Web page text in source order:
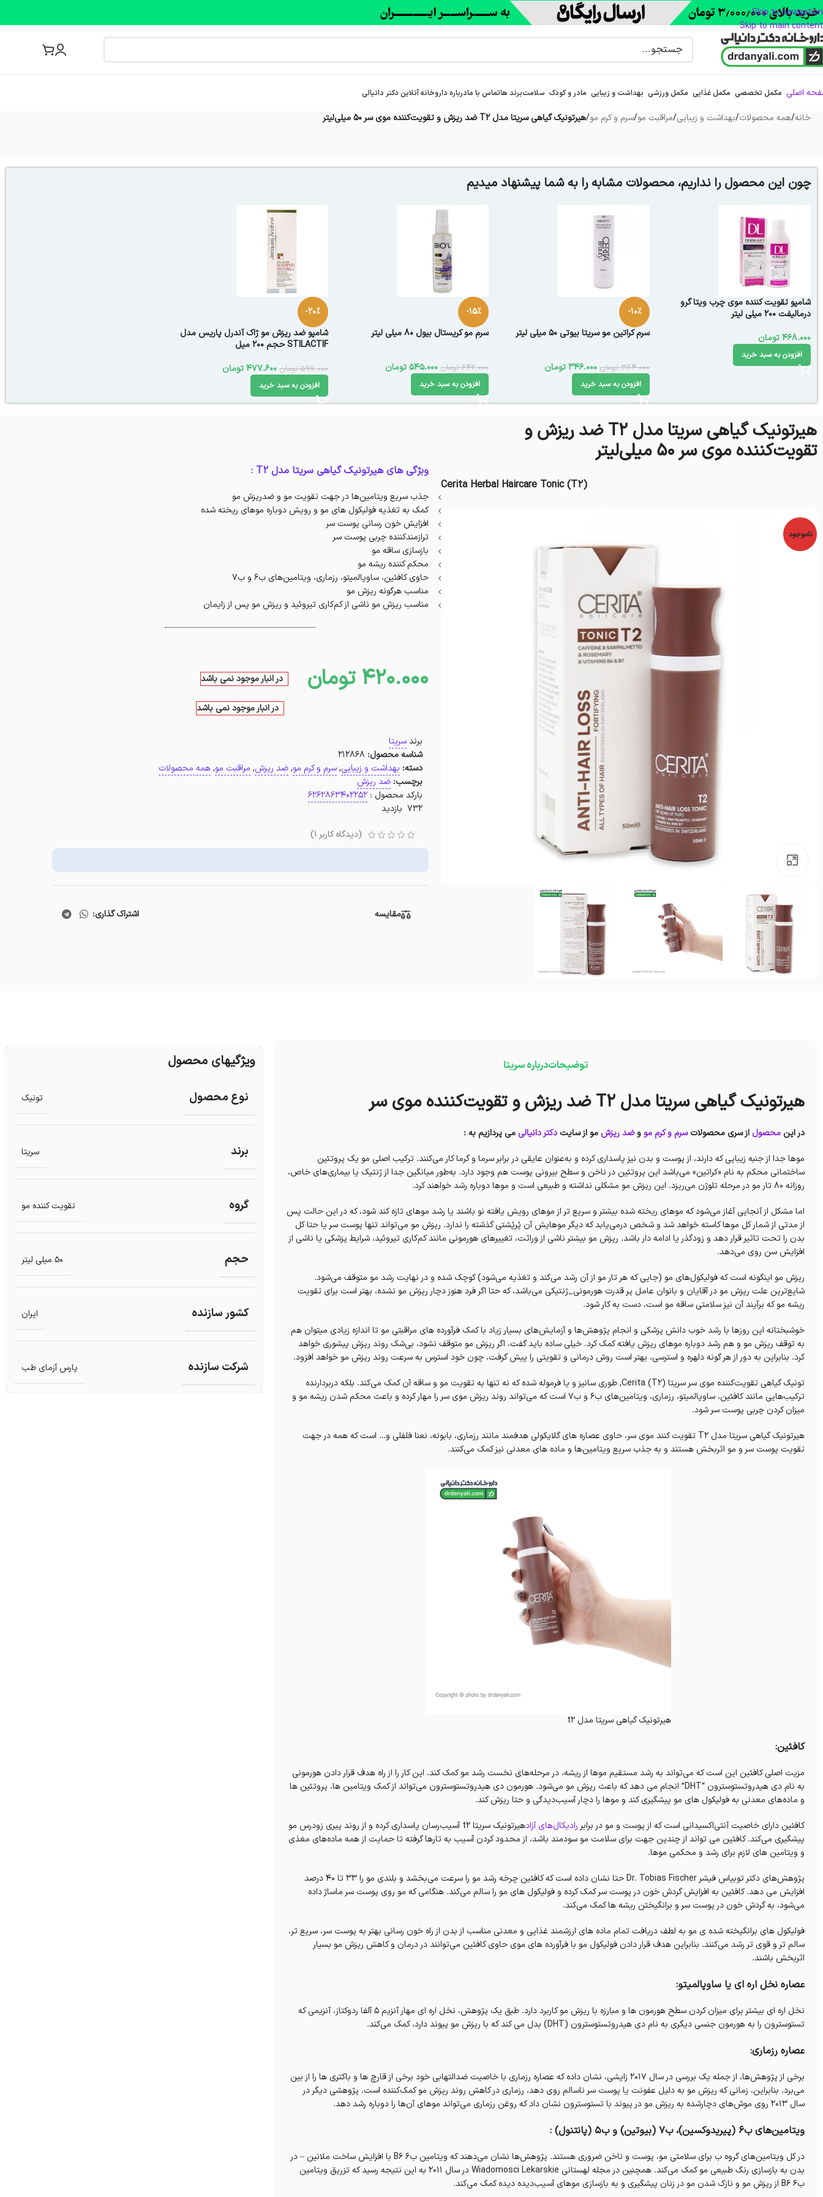
Skip to navigation
Skip to main content
اصلی مکمل تخصصی مکمل غذایی مکمل ورزشی بهداشت و زیبایی مادر و کودک سلامتبرند هاتماس با مادرباره‌ داروخانه آنلاین دکتر دانیالی
خانه/همه محصولات/بهداشت و زیبایی/مراقبت مو/سرم و کرم مو/هیرتونیک گیاهی سریتا مدل T2 ضد ریزش و تقویت‌کننده موی سر 50 میلی‌لیتر
چون این محصول را نداریم، محصولات مشابه را به شما پیشنهاد میدیم
شامپو تقویت کننده موی چرب ویتا گرو
درمالیفت 200 میلی لیتر
468.000تومان
افزودن به سبد خرید
-10%
سرم کراتین مو سریتا بیوتی 50 میلی لیتر
384.000 تومان 346.000 تومان
افزودن به سبد خرید
-15%
سرم مو کریستال بیول 80 میلی لیتر
642.000 تومان 545.000 تومان
افزودن به سبد خرید
-20%
شامپو ضد ریزش مو ژاک آندرل پاریس مدل
STILACTIF حجم 200 میل
597.000 تومان 477.600 تومان
افزودن به سبد خرید
هیرتونیک گیاهی سریتا مدل T2 ضد ریزش و
تقویت‌کننده موی سر 50 میلی‌لیتر
Cerita Herbal Haircare Tonic (T2)
ناموجود
وبژگی های هیرتونیک گیاهی سریتا مدل T2 :
جذب سریع ویتامین‌ها در جهت تقویت‌ مو و ضدریزش مو
کمک به تغذیه فولیکول های مو و رویش دوباره موهای ریخته شده
افزایش خون رسانی پوست سر
ترازمندکننده چربی پوست سر
بازسازی ساقه مو
محکم کننده ریشه مو
حاوی کافئین، ساوپالمیتو، رزماری، ویتامین‌های ب۶ و ب۷
مناسب هرگونه ریزش مو
مناسب ریزش مو ناشی از کم‌کاری تیروئید و ریزش مو پس از زایمان
420.000 تومان در انبار موجود نمی باشد
در انبار موجود نمی باشد
برندسریتا
شناسه محصول: 212868
دسته: بهداشت و زیبایی, سرم و کرم مو, ضد ریزش, مراقبت مو, همه محصولات
برچسب: ضد ریزش
بارکد محصول :6262863402252
732 بازدید
(دیدگاه کاربر 1
)
مقایسه اشتراک گذاری:
توضیحاتدرباره سریتا
هیرتونیک گیاهی سریتا مدل T2 ضد ریزش و تقویت‌کننده موی سر
در این محصول از سری محصولاتسرم و کرم مو وضد ریزش مو از سایتدکتر دانیالیمی پردازیم به :
موها جدا از جنبه زیبایی که دارند، از پوست و بدن نیز پاسداری کرده و به‌عنوان عایقی در برابر سرما و گرما کار می‌کنند. ترکیب اصلی مو یک پروتئین
ساختمانی محکم به نام «کراتین» می‌باشد این پروتئین در ناخن و سطح بیرونی پوست هم وجود دارد. به‌طور میانگین جدا از ژنتیک یا بیماری‌های خاص،
روزانه ۸۰ تار مو در مرحله تلوژن می‌ریزد. این ریزش مو مشکلی نداشته و طبیعی است و موها دوباره رشد خواهند کرد.
اما مشکل از آنجایی آغاز می‌شود که موهای ریخته شده بیشتر و سریع تر از موهای رویش یافته نو باشند یا رشد موهای تازه کند شود، که در این حالت پس
از مدتی از شمار کل موها کاسته خواهد شد و شخص درمی‌یابد که دیگر موهایش آن پُرپُشتی گذشته را ندارد. ریزش مو می‌تواند تنها پوست سر یا حتا کل
بدن را تحت تاثیر قرار دهد و زودگذر یا ادامه دار باشد. ریزش مو بیشتر ناشی از وراثت، تغییرهای هورمونی مانند کم‌کاری تیروئید، شرایط پزشکی یا ناشی از
افزایش سن روی می‌دهد.
ریزش مو اینگونه است که فولیکول‌های مو (جایی که هر تار مو از آن رشد می‌کند و تغذیه می‌شود) کوچک شده و در نهایت رشد مو متوقف می‌شود.
شایع‌ترین علت ریزش مو در آقایان و بانوان عامل پر قدرت هورمونی_ژنتیکی می‌باشد، که حتا اگر فرد هنوز دچار ریزش مو نشده، بهتر است برای تقویت
ریشه مو که برآیند آن نیز سلامتی ساقه مو است، دست به کار شود.
خوشبختانه این روزها با رشد خوب دانش پزشکی و انجام پژوهش‌ها و آزمایش‌های بسیار زیاد با کمک فرآورده های مراقبتی مو تا اندازه زیادی میتوان هم
به توقف ریزش مو و هم رشد دوباره موهای ریزش یافته کمک کرد. خیلی ساده باید گفت، اگر ریزش مو متوقف نشود، بی‌شک روند ریزش پیشوری خواهد
کر‌د. بنابراین به دور از هر گونه دلهره و استرسی، بهتر است روش درمانی و تقویتی را پیش گرفت، چون خود استرس به سرعت روند ریزش مو خواهد افزود.
تونیک گیاهی تقویت‌کننده موی سر سریتا (Cerita (T2, طوری سانیز و یا فرموله شده که نه تنها به تقویت مو و ساقه آن کمک می‌کند. بلکه دربردارنده
ترکیب‌هایی مانند کافئین، ساوپالمیتو، رزماری، ویتامین‌های ب۶ و ب۷ است که می‌تواند روند ریزش موی سر را مهار کرده و باعث محکم شدن ریشه مو و
میزان کردن چربی پوست سر شود.
هیرتونیک گیاهی سریتا مدل T2 تقویت کنند موی سر، حاوی عصاره های گلایکولی هدفمند مانند رزماری، بابونه، نعنا فلفلی و… است که همه در جهت
تقویت پوست سر و مو اثربخش هستند و به جذب سریع ویتامین‌ها و ماده های معدنی نیز کمک می‌کنند.
هیرتونیک گیاهی سریتا مدل t2
کافئین:
مزیت اصلی کافئین این است که می‌تواند به رشد مستقیم موها از ریشه، در مرحله‌های نخست رشد مو کمک کند. این کار را از راه هدف قرار دادن هورمونی
به نام دی هیدروتستوسترون “DHT” انجام می دهد که باعث ریزش مو می‌شود. هورمون دی هیدروتستوسترون می‌تواند از کمک ویتامین ها، پروتئین ها
و ماده‌های معدنی به فولیکول های مو پیشگیری کند و موها را دچار آسیب‌دیدگی و حتا ریزش کند.
کافئین دارای خاصیت آنتی‌اکسیدانی است که از پوست و مو در برابر رادیکال‌های آزاد
هیرتونیک سریتا t2 آسیب‌رسان پاسداری کرده و از روند پیری زودرس مو
پیشگیری می‌کند. کافئین می تواند از چندین جهت برای سلامت مو سودمند باشد، از محدود کردن آسیب به تارها گرفته تا حمایت از همه ماده‌های مغذی
و ویتامین های لازم برای رشد و محکمی موها.
پژوهش‌های دکتر توبیاس فیشر Dr. Tobias Fischer حتا نشان داده است که کافئین چرخه رشد مو را سرعت می‌بخشد و بلندی مو را ۳۳ تا ۴۰ درصد
افزایش می دهد. کافئین به افزایش گردش خون در پوست سر کمک کرده و فولیکول های مو را سالم می‌کند. هنگامی که مو روی پوست سر ماساژ داده
می‌شود، به گردش خون در پوست سر و برانگیختن ریشه ها کمک می‌کند.
فولیکول های برانگیخته شده ی مو به لطف دریافت تمام ماده های ارزشمند غذایی و معدنی مناسب از بدن از راه خون رسانی بهتر به پوست سر، سریع تر،
سالم تر و قوی تر رشد می‌کنند. بنابراین هدف قرار دادن فولیکول مو با فرآورده های موی حاوی کافئین می‌توانند در درمان و کاهش ریزش مو بسیار
اثربخش‌ باشند.
عصاره نخل اره ای یا ساوپالمیتو:
نخل اره ای بیشتر برای میزان کردن سطح هورمون ها و مبارزه با ریزش مو کاربرد دارد. طبق یک پژوهش، نخل اره ای مهار آنزیم ۵ آلفا ردوکتاز، آنزیمی که
تستوسترون را به هورمون جنسی دیگری به نام دی هیدروتستوسترون (DHT) بدل می کند که با ریزش مو پیوند دارد، کمک می‌کند.
عصاره رزماری:
برخی از پژوهش‌ها، از جمله یک بررسی در سال ۲۰۱۷ زایشی، نشان داده که عصاره رزماری با خاصیت ضدالتهابی خود برخی از قارچ ها و باکتری ها را از بین
می‌برد. بنابراین، زمانی که ریزش مو به دلیل عفونت یا پوست سر ناسالم روی دهد، رزماری در کاهش روند ریزش مو کمک‌کننده است. پژوهشی دیگر در
سال ۲۰۱۳ روی موش‌های دچارشده به ریزش مو در پیوند با تستوسترون نشان داد که روغن رزماری می‌تواند موهای آن‌ها را دوباره رشد دهد.
ویتامین‌های ب۶ (پیریدوکسین)، ب۷ (بیوتین) و ب۵ (پانتنول) :
در کل ویتامین‌های گروه ب برای سلامتی مو، پوست و ناخن ضروری هستند. پژوهش‌ها نشان می‌دهند که ویتامین ب۶ B6 با افزایش ساخت ملانین – در
بدن به بازسازی رنگ طبیعی مو کمک می‌کند. همچنین در مجله لهستانی Wiadomosci Lekarskie در سال ۲۰۱۱ به این نتیجه رسید که تزریق ویتامین
ب۶ B6 از ریزش مو و نازک شدن مو در زنان پیشگیری و به بازسازی موهای آسیب‌دیده دیده کمک می‌کند.
ویژگیهای محصول
نوع محصول تونیک
برند سریتا
گروه تقویت کننده مو
حجم 50 میلی لیتر
کشور سازنده ایران
شرکت سازنده پارس آزمای طب